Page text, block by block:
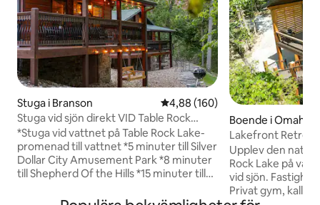
Stuga i Branson 4,88 av 5 i genomsnittligt
4,88 (160)
Stuga vid sjön direkt VID Table Rock
Lake!
*Stuga vid vattnet på Table Rock Lake-
promenad till vattnet *5 minuter till Silver
Dollar City Amusement Park *8 minuter
till Shepherd Of the Hills *15 minuter till
verandan * Badbrygga för fiske/simning *
Boende i Omaha
Lakefront
bastu och kallt
Upplev den
Rock Lake på vår
vid sjön.
Privat gym, kallt